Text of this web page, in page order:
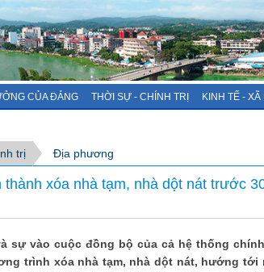
CỦA ĐẢNG THỜI SỰ - CHÍNH TRỊ KINH TẾ - XÃ
trị Địa phương
thành xóa nhà tạm, nhà dột nát trước
sự vào cuộc đồng bộ của cả hệ thống
trình xóa nhà tạm, nhà dột nát, hướng tới